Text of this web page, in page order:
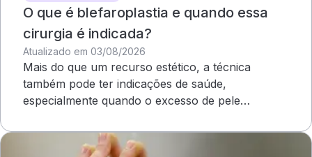
O que é blefaroplastia e quando essa
cirurgia é indicada?
Atualizado em 03/08/2026
Mais do que um recurso estético, a técnica
também pode ter indicações de saúde,
especialmente quando o excesso de pele